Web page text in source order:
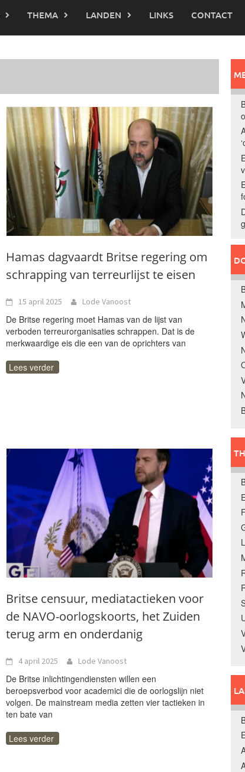
THEMA LANDEN LINKS CONTACT
Hamas dagvaardt Britse regering om
schrapping van terreurlijst te eisen
15 april 2025 Lode Vanoost
De Britse regering moet Hamas van de lijst van
verboden terreurorganisaties schrappen. Dat is de
merkwaardige eis die een van de oprichters van
Lees verder
Britse censuur, mediatactieken voor
de NAVO-oorlogskoorts, het Zuiden
terug arm en onderdanig
4 april 2025 Lode Vanoost
De Britse inlichtingendiensten willen een
beroepsverbod voor academici die de oorlogslijn niet
volgen. De mainstream media zetten vier tactieken in
ten bate van
Lees verder